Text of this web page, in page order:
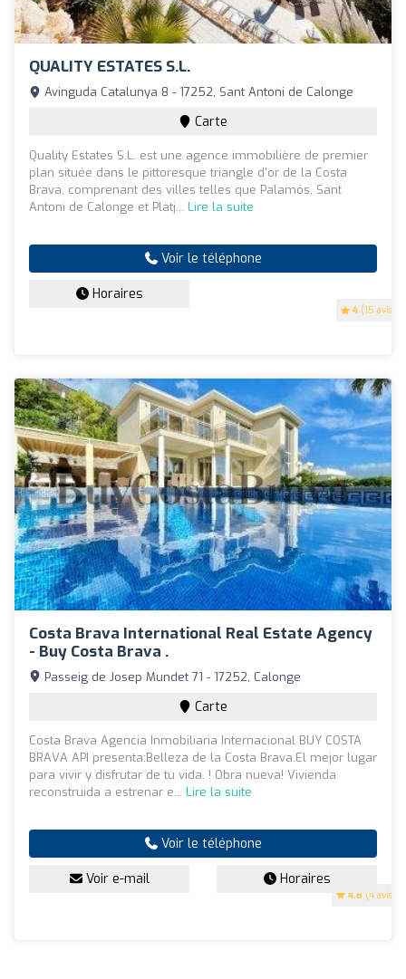
QUALITY ESTATES S.L.
4 (15 avis)
Avinguda Catalunya 8 - 17252, Sant Antoni de Calonge
Carte
Quality Estates S.L. est une agence immobilière de premier
plan située dans le pittoresque triangle d'or de la Costa
Brava, comprenant des villes telles que Palamós, Sant
Antoni de Calonge et Platj... Lire la suite
Voir le téléphone
Horaires
Costa Brava International Real Estate Agency
- Buy Costa Brava .
4.8 (4 avis)
Passeig de Josep Mundet 71 - 17252, Calonge
Carte
Costa Brava Agencia Inmobiliaria Internacional BUY COSTA
BRAVA API presenta:Belleza de la Costa Brava.El mejor lugar
para vivir y disfrutar de tu vida. ! Obra nueva! Vivienda
reconstruida a estrenar e... Lire la suite
Voir le téléphone
Voir e-mail Horaires